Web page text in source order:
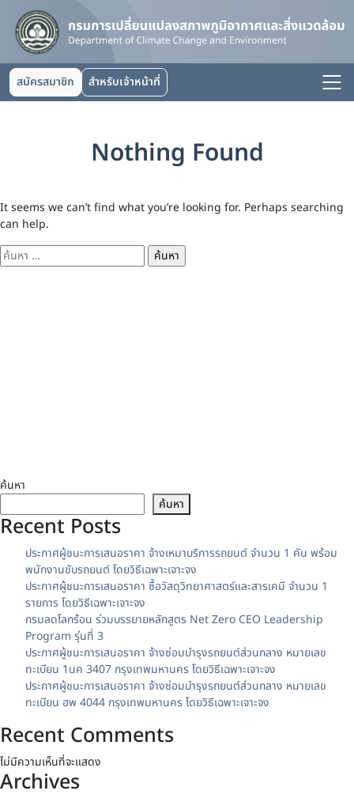
สมัครสมาชิก สำหรับเจ้าหน้าที่
Nothing Found
It seems we can’t find what you’re looking for. Perhaps searching
can help.
ค้นหา
สำหรับ:
ค้นหา
ค้นหา
Recent Posts
ประกาศผู้ชนะการเสนอราคา จ้างเหมาบริการรถยนต์ จำนวน 1 คัน พร้อม
พนักงานขับรถยนต์ โดยวิธีเฉพาะเจาะจง
ประกาศผู้ชนะการเสนอราคา ซื้อวัสดุวิทยาศาสตร์และสารเคมี จำนวน 1
รายการ โดยวิธีเฉพาะเจาะจง
กรมลดโลกร้อน ร่วมบรรยายหลักสูตร Net Zero CEO Leadership
Program รุ่นที่ 3
ประกาศผู้ชนะการเสนอราคา จ้างซ่อมบำรุงรถยนต์ส่วนกลาง หมายเลข
ทะเบียน 1นค 3407 กรุงเทพมหานคร โดยวิธีเฉพาะเจาะจง
ประกาศผู้ชนะการเสนอราคา จ้างซ่อมบำรุงรถยนต์ส่วนกลาง หมายเลข
ทะเบียน ฮพ 4044 กรุงเทพมหานคร โดยวิธีเฉพาะเจาะจง
Recent Comments
ไม่มีความเห็นที่จะแสดง
Archives